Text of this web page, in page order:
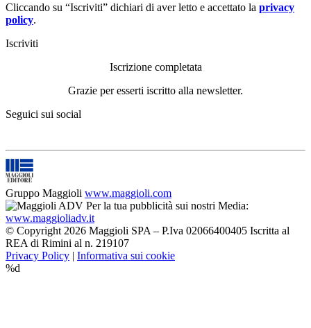
Cliccando su “Iscriviti” dichiari di aver letto e accettato la privacy
policy.
Iscriviti
Iscrizione completata
Grazie per esserti iscritto alla newsletter.
Seguici sui social
Gruppo Maggioli www.maggioli.com
Per la tua pubblicità sui nostri Media:
www.maggioliadv.it
© Copyright 2026 Maggioli SPA – P.Iva 02066400405 Iscritta al
REA di Rimini al n. 219107
Privacy Policy | Informativa sui cookie
%d